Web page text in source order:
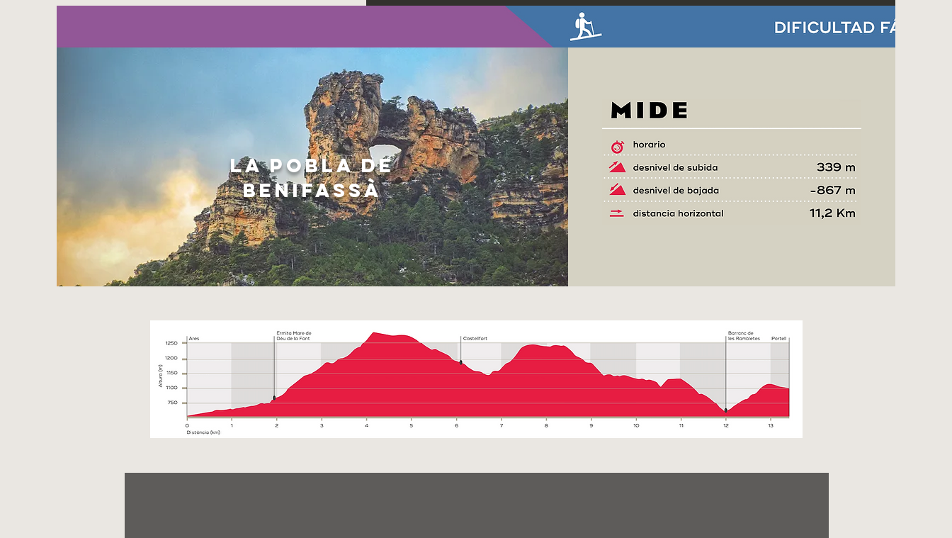
LA POBLA DE
BENIFASSÀ